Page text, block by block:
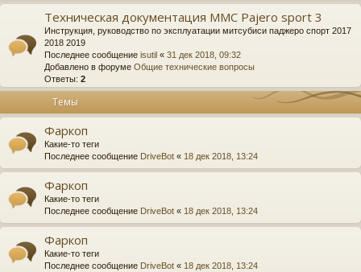
Техническая документация MMC Pajero sport 3
Инструкция, руководство по эксплуатации митсубиси паджеро спорт 2017
2018 2019
Последнее сообщение isutil « 31 дек 2018, 09:32
Добавлено в форуме Общие технические вопросы
Ответы: 2
Темы
Фаркоп
Какие-то теги
Последнее сообщение DriveBot « 18 дек 2018, 13:24
Фаркоп
Какие-то теги
Последнее сообщение DriveBot « 18 дек 2018, 13:24
Фаркоп
Какие-то теги
Последнее сообщение DriveBot « 18 дек 2018, 13:24